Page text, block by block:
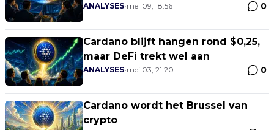
richting
ANALYSES•mei 09, 18:56 0
Cardano blijft hangen rond $0,25,
maar DeFi trekt wel aan
ANALYSES•mei 03, 21:20 0
Cardano wordt het Brussel van
crypto